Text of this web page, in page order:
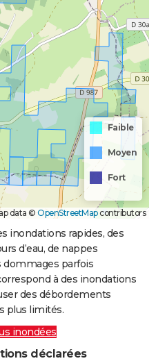
Faible
Moyen
Fort
data ©OpenStreetMapcontributors
inondations rapides, des
d’eau, de nappes
dommages parfois
à des inondations
des débordements
plus limités.
inondées
déclarées